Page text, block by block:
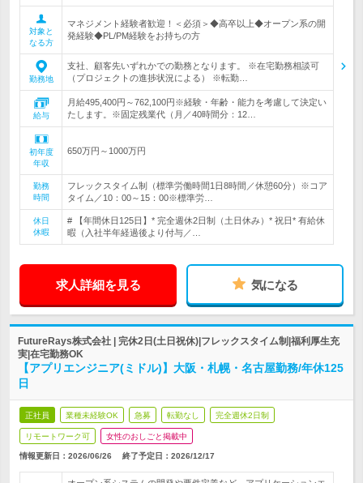
対象と
なる方
マネジメント経験者歓迎！＜必須＞◆高卒以上◆オープン系の開
発経験◆PL/PM経験をお持ちの方
勤務地
支社、顧客先いずれかでの勤務となります。 ※在宅勤務相談可
（プロジェクトの進捗状況による） ※転勤…
給与
月給495,400円～762,100円※経験・年齢・能力を考慮して決定い
たします。※固定残業代（月／40時間分：12…
初年度
年収
650万円～1000万円
勤務
時間
フレックスタイム制（標準労働時間1日8時間／休憩60分）※コア
タイム／10：00～15：00※標準労…
休日
休暇
# 【年間休日125日】* 完全週休2日制（土日休み）* 祝日* 有給休
暇（入社半年経過後より付与／…
求人詳細を見る 気になる
FutureRays株式会社 | 完休2日(土日祝休)|フレックスタイム制|福利厚生充
実|在宅勤務OK
【アプリエンジニア(ミドル)】大阪・札幌・名古屋勤務/年休125
日
正社員 業種未経験OK 急募 転勤なし 完全週休2日制
リモートワーク可 女性のおしごと掲載中
情報更新日：2026/06/26 終了予定日： 2026/12/17